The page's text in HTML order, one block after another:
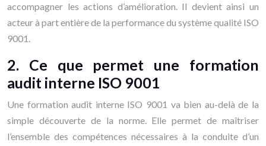
accompagner les actions d’amélioration. Il devient ainsi un
acteur à part entière de la performance du système qualité ISO
9001.
2. Ce que permet une formation
audit interne ISO 9001
Une formation audit interne ISO 9001 va bien au-delà de la
simple découverte de la norme. Elle permet de maîtriser
l’ensemble des compétences nécessaires à la conduite d’un